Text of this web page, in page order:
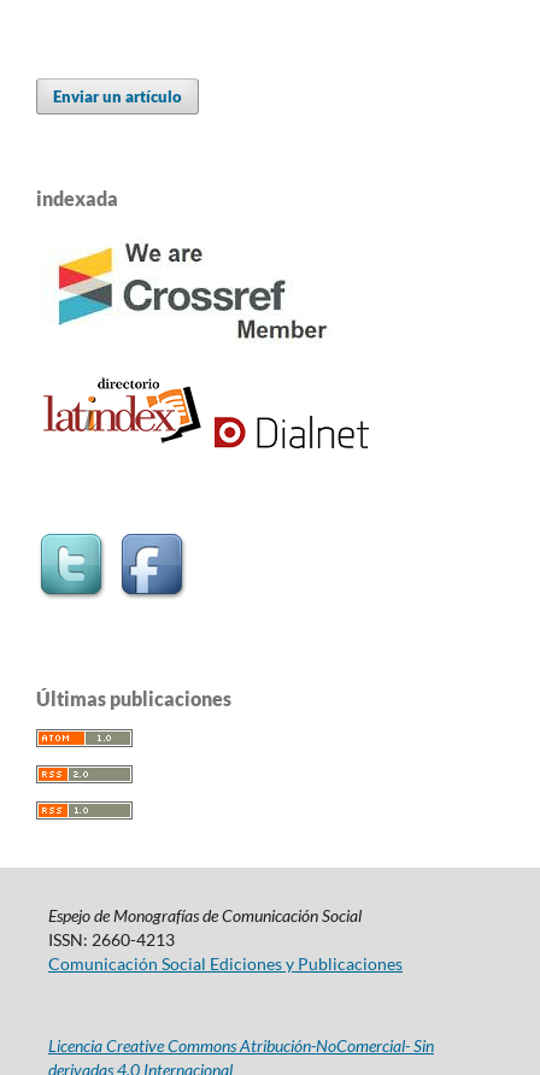
Enviar un artículo
indexada
Últimas publicaciones
Espejo de Monografías de Comunicación Social
ISSN: 2660-4213
Comunicación Social Ediciones y Publicaciones
Licencia Creative Commons Atribución-NoComercial- Sin
derivadas 4.0 Internacional